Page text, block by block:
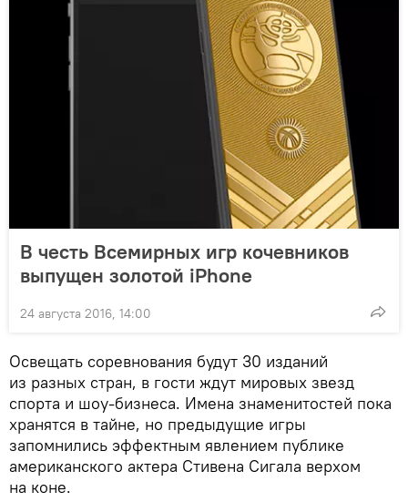
В честь Всемирных игр кочевников
выпущен золотой iPhone
24 августа 2016, 14:00
Освещать соревнования будут 30 изданий
из разных стран, в гости ждут мировых звезд
спорта и шоу-бизнеса. Имена знаменитостей пока
хранятся в тайне, но предыдущие игры
запомнились эффектным явлением публике
американского актера Стивена Сигала верхом
на коне.